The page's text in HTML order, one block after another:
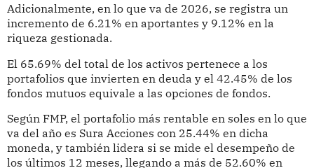
Adicionalmente, en lo que va de 2026, se registra un
incremento de 6.21% en aportantes y 9.12% en la
riqueza gestionada.
El 65.69% del total de los activos pertenece a los
portafolios que invierten en deuda y el 42.45% de los
fondos mutuos equivale a las opciones de fondos.
Según FMP, el portafolio más rentable en soles en lo que
va del año es Sura Acciones con 25.44% en dicha
moneda, y también lidera si se mide el desempeño de
los últimos 12 meses, llegando a más de 52.60% en